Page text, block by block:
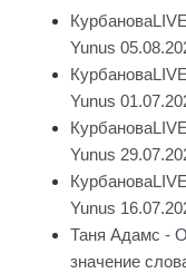
Yunus
Yunus
Yunus
Yunus
Таня Адамс -
значение